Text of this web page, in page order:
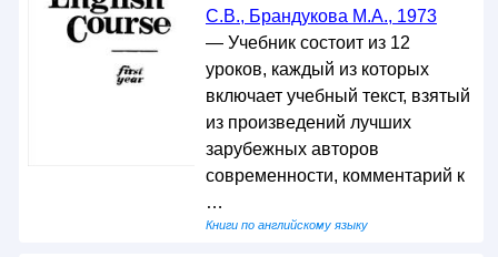
С.В., Брандукова М.А., 1973
— Учебник состоит из 12
уроков, каждый из которых
включает учебный текст, взятый
из произведений лучших
зарубежных авторов
современности, комментарий к
…
Книги по английскому языку